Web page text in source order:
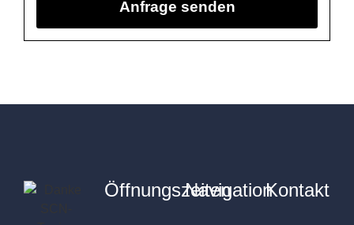
Öffnungszeiten
NavigationKontakt